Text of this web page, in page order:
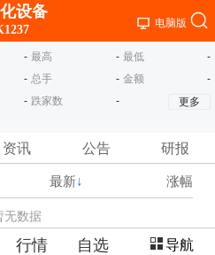
设备
电脑版
- 最高 - 最低
-
- 总手 - 金额
-
- 跌家数 - 更多
资讯 公告 研报
最新↓ 涨幅
无数据
行情 自选 导航